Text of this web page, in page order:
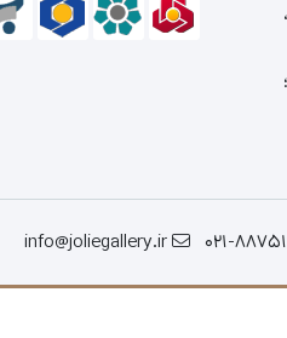
021-
info@joliegallery.ir